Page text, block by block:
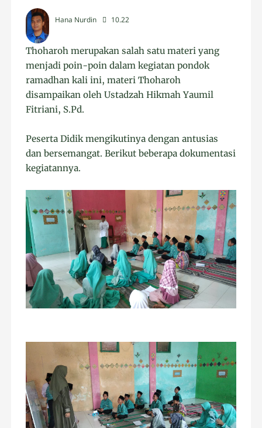
Hana Nurdin 10.22
Thoharoh merupakan salah satu materi yang
menjadi poin-poin dalam kegiatan pondok
ramadhan kali ini, materi Thoharoh
disampaikan oleh Ustadzah Hikmah Yaumil
Fitriani, S.Pd.
Peserta Didik mengikutinya dengan antusias
dan bersemangat. Berikut beberapa dokumentasi
kegiatannya.